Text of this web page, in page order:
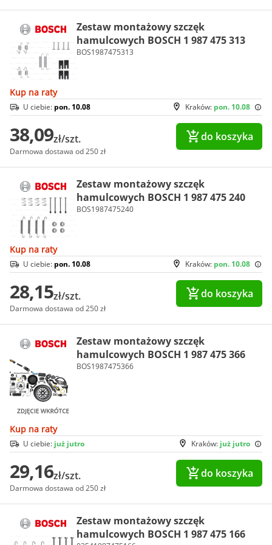
Zestaw montażowy szczęk
hamulcowych BOSCH 1 987 475 313
BOS1987475313
Kup na raty
Kraków: pon. 10.08
U ciebie: pon. 10.08
38,09zł/szt.
Darmowa dostawa od 250 zł
do koszyka
Zestaw montażowy szczęk
hamulcowych BOSCH 1 987 475 240
BOS1987475240
Kup na raty
Kraków: pon. 10.08
U ciebie: pon. 10.08
28,15zł/szt.
Darmowa dostawa od 250 zł
do koszyka
Zestaw montażowy szczęk
hamulcowych BOSCH 1 987 475 366
BOS1987475366
Kup na raty
Kraków: już jutro
U ciebie: już jutro
29,16zł/szt.
Darmowa dostawa od 250 zł
do koszyka
Zestaw montażowy szczęk
hamulcowych BOSCH 1 987 475 166